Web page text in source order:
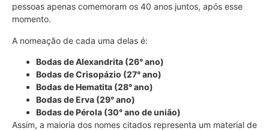
pessoas apenas comemoram os 40 anos juntos, após esse
momento.
A nomeação de cada uma delas é:
Bodas de Alexandrita (26° ano)
Bodas de Crisopázio (27° ano)
Bodas de Hematita (28° ano)
Bodas de Erva (29° ano)
Bodas de Pérola (30° ano de união)
Assim, a maioria dos nomes citados representa um material de